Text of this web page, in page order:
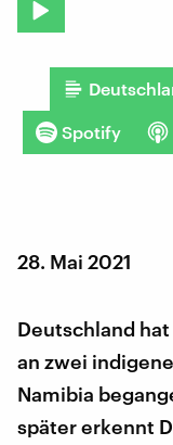
Spotify
28. Mai 2021
Deutschland
an zwei
Namibia
später erkennt